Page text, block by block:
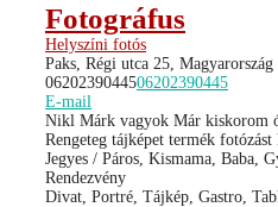
Fotográfus
Helyszíni fotós
Paks, Régi utca 25, Magyarország
0620239044506202390445
E-mail
Nikl Márk vagyok Már kiskorom
Rengeteg tájképet termék fotózást
Jegyes / Páros, Kismama, Baba,
Rendezvény
Divat, Portré, Tájkép, Gastro,